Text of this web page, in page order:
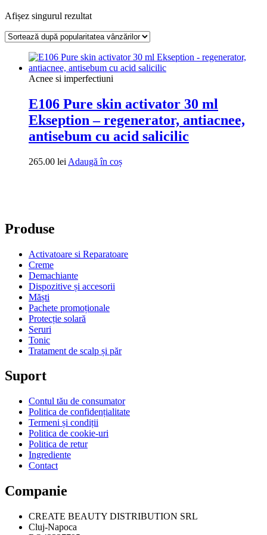
Afișez singurul rezultat
Acnee si imperfectiuni
E106 Pure skin activator 30 ml
Ekseption – regenerator, antiacnee,
antisebum cu acid salicilic
265.00 lei Adaugă în coș
Produse
Activatoare si Reparatoare
Creme
Demachiante
Dispozitive și accesorii
Măști
Pachete promoționale
Protecție solară
Seruri
Tonic
Tratament de scalp și păr
Suport
Contul tău de consumator
Politica de confidențialitate
Termeni și condiții
Politica de cookie-uri
Politica de retur
Ingrediente
Contact
Companie
CREATE BEAUTY DISTRIBUTION SRL
Cluj-Napoca